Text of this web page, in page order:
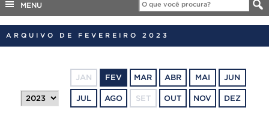
Legislação
Canais
COBALTO
CONCURSOS
OUVIDORIA
MENU
ARQUIVO DE FEVEREIRO 2023
JAN FEV MAR ABR MAI JUN
JUL AGO SET OUT NOV DEZ